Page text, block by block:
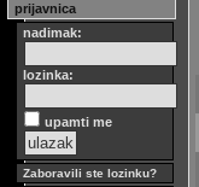
prijavnica
nadimak:
lozinka:
upamti me
Zaboravili ste lozinku?